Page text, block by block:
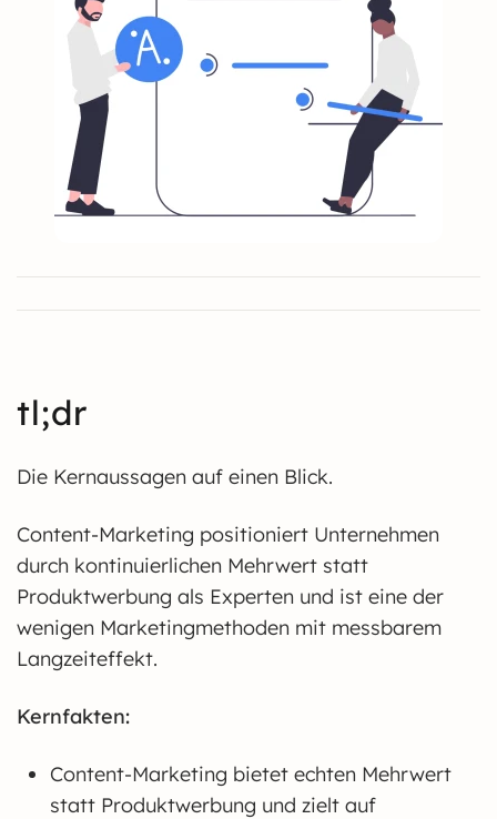
tl;dr
Die Kernaussagen auf einen Blick.
Content-Marketing positioniert Unternehmen
durch kontinuierlichen Mehrwert statt
Produktwerbung als Experten und ist eine der
wenigen Marketingmethoden mit messbarem
Langzeiteffekt.
Kernfakten:
Content-Marketing bietet echten Mehrwert
statt Produktwerbung und zielt auf